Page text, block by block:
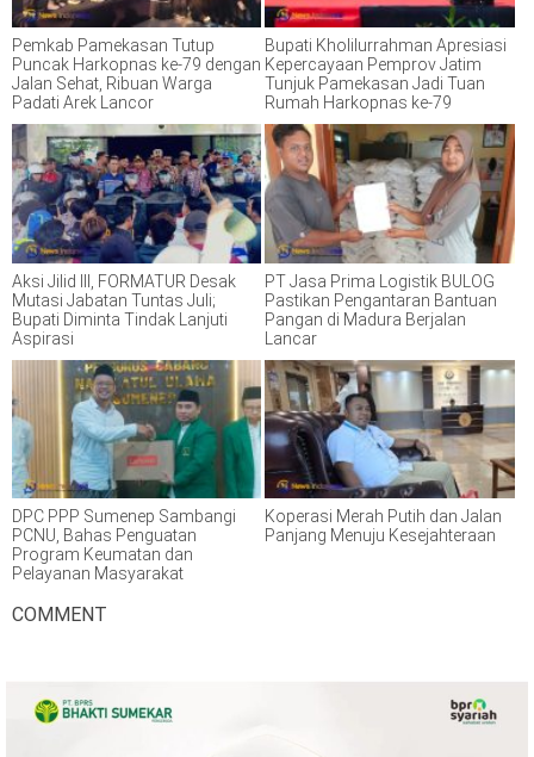
Pemkab Pamekasan Tutup
Puncak Harkopnas ke-79 dengan
Jalan Sehat, Ribuan Warga
Padati Arek Lancor
Bupati Kholilurrahman Apresiasi
Kepercayaan Pemprov Jatim
Tunjuk Pamekasan Jadi Tuan
Rumah Harkopnas ke-79
Aksi Jilid III, FORMATUR Desak
Mutasi Jabatan Tuntas Juli;
Bupati Diminta Tindak Lanjuti
Aspirasi
PT Jasa Prima Logistik BULOG
Pastikan Pengantaran Bantuan
Pangan di Madura Berjalan
Lancar
DPC PPP Sumenep Sambangi
PCNU, Bahas Penguatan
Program Keumatan dan
Pelayanan Masyarakat
Koperasi Merah Putih dan Jalan
Panjang Menuju Kesejahteraan
COMMENT